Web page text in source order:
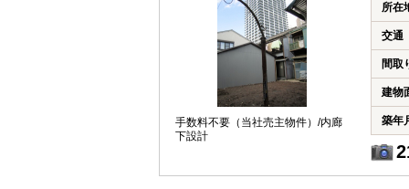
手数料不要（当社売主物件）/内廊
下設計
所在
交通
間取
建物
築年